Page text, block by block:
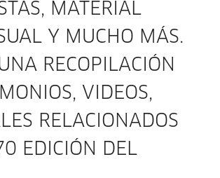
MATERIAL
Y MUCHO MÁS.
RECOPILACIÓN
VIDEOS,
RELACIONADOS
EDICIÓN DEL